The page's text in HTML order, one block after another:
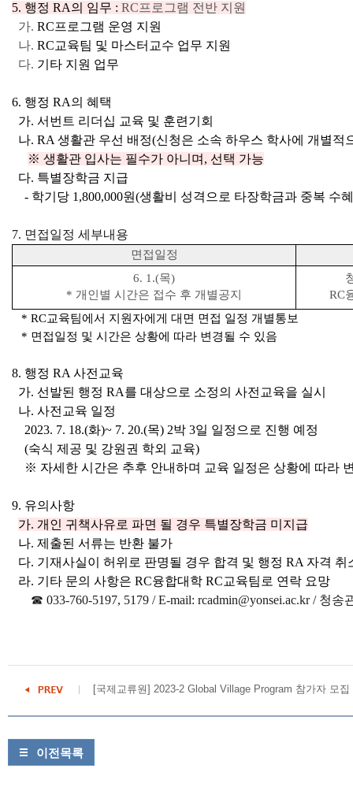
5. 행정 RA의 임무 : RC프로그램 전반 지원
가. RC프로그램 운영 지원
나. RC교육팀 및 마스터교수 업무 지원
다. 기타 지원 업무
6. 행정 RA의 혜택
가. 서번트 리더십 교육 및 훈련기회
나. RA 생활관 우선 배정(신청은 소속 하우스 학사에 개별적
※ 생활관 입사는 필수가 아니며, 선택 가능
다. 특별장학금 지급
- 학기당 1,800,000원(생활비 성격으로 타장학금과 중복 수
7. 면접일정 세부내용
면접일정
6. 1.(목)
* 개인별 시간은 접수 후 개별공지
RC
* RC교육팀에서 지원자에게 대면 면접 일정 개별통보
* 면접일정 및 시간은 상황에 따라 변경될 수 있음
8. 행정 RA 사전교육
가. 선발된 행정 RA를 대상으로 소정의 사전교육을 실시
나. 사전교육 일정
2023. 7. 18.(화)~ 7. 20.(목) 2박 3일 일정으로 진행 예정
(숙식 제공 및 강원권 학외 교육)
※ 자세한 시간은 추후 안내하며 교육 일정은 상황에 따라
9. 유의사항
가. 개인 귀책사유로 파면 될 경우 특별장학금 미지급
나. 제출된 서류는 반환 불가
다. 기재사실이 허위로 판명될 경우 합격 및 행정 RA 자격 취
라. 기타 문의 사항은 RC융합대학 RC교육팀로 연락 요망
☎ 033-760-5197, 5179 /E-mail: rcadmin@yonsei.ac.kr / 청송
[국제교류원] 2023-2 Global Village Program 참가자 모집
이전목록